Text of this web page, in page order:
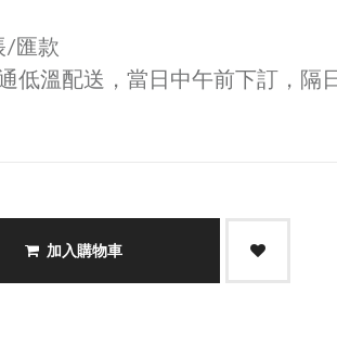
/匯款
低溫配送，當日中午前下訂，隔
加入購物車